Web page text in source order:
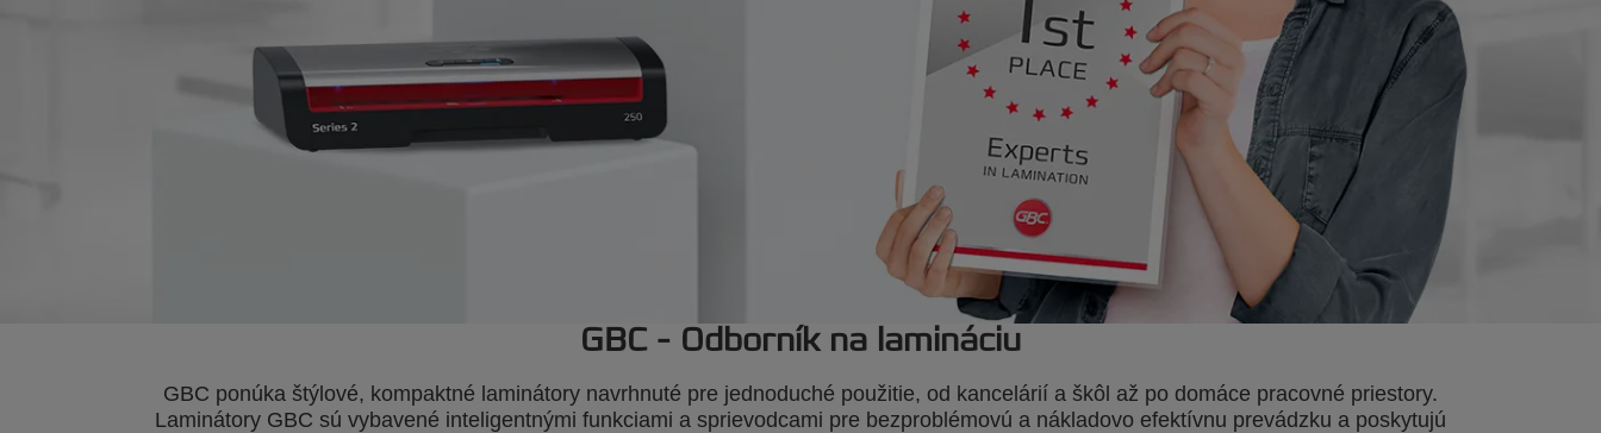
GBC - Odborník na lamináciu
GBC ponúka štýlové, kompaktné laminátory navrhnuté pre jednoduché použitie, od kancelárií a škôl až po domáce pracovné priestory.
Laminátory GBC sú vybavené inteligentnými funkciami a sprievodcami pre bezproblémovú a nákladovo efektívnu prevádzku a poskytujú